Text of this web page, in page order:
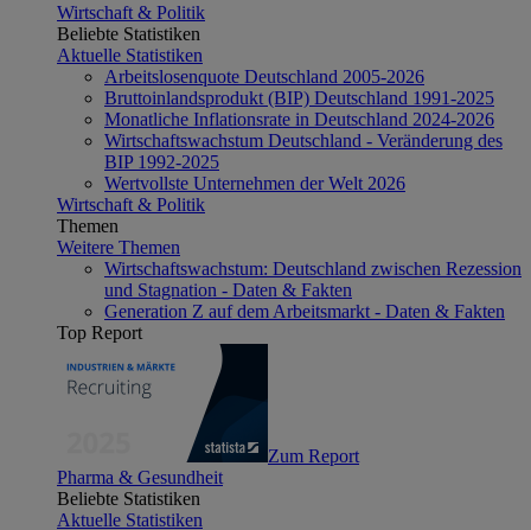
Wirtschaft & Politik
Beliebte Statistiken
Aktuelle Statistiken
Arbeitslosenquote Deutschland 2005-2026
Bruttoinlandsprodukt (BIP) Deutschland 1991-2025
Monatliche Inflationsrate in Deutschland 2024-2026
Wirtschaftswachstum Deutschland - Veränderung des
BIP 1992-2025
Wertvollste Unternehmen der Welt 2026
Wirtschaft & Politik
Themen
Weitere Themen
Wirtschaftswachstum: Deutschland zwischen Rezession
und Stagnation - Daten & Fakten
Generation Z auf dem Arbeitsmarkt - Daten & Fakten
Top Report
Zum Report
Pharma & Gesundheit
Beliebte Statistiken
Aktuelle Statistiken